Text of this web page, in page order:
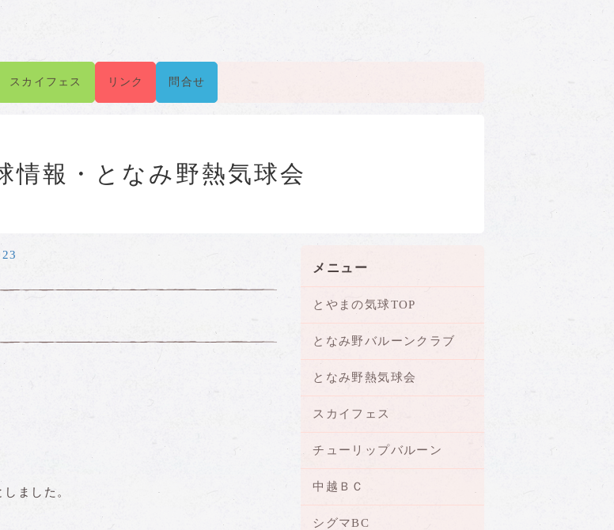
スカイフェス リンク 問合せ
情報・となみ野熱気球会
ました。
メニュー
とやまの気球TOP
となみ野バルーンクラブ
となみ野熱気球会
スカイフェス
チューリップバルーン
中越ＢＣ
シグマBC